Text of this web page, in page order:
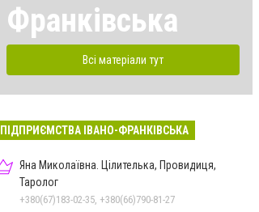
Франківська
Всі матеріали тут
ПІДПРИЄМСТВА ІВАНО-ФРАНКІВСЬКА
Яна Миколаївна. Цілителька, Провидиця,
Таролог
+380(67)183-02-35, +380(66)790-81-27